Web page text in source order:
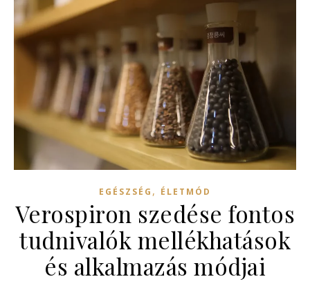
EGÉSZSÉG , ÉLETMÓD
Verospiron szedése fontos
tudnivalók mellékhatások
és alkalmazás módjai